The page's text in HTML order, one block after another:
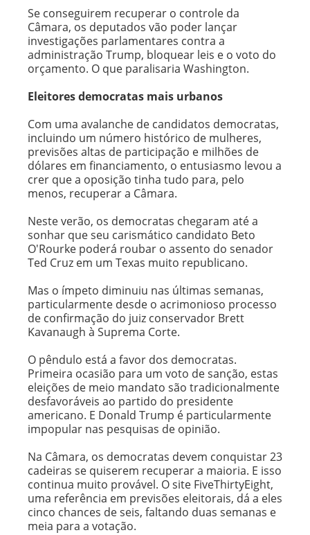
Se conseguirem recuperar o controle da
Câmara, os deputados vão poder lançar
investigações parlamentares contra a
administração Trump, bloquear leis e o voto do
orçamento. O que paralisaria Washington.
Eleitores democratas mais urbanos
Com uma avalanche de candidatos democratas,
incluindo um número histórico de mulheres,
previsões altas de participação e milhões de
dólares em financiamento, o entusiasmo levou a
crer que a oposição tinha tudo para, pelo
menos, recuperar a Câmara.
Neste verão, os democratas chegaram até a
sonhar que seu carismático candidato Beto
O'Rourke poderá roubar o assento do senador
Ted Cruz em um Texas muito republicano.
Mas o ímpeto diminuiu nas últimas semanas,
particularmente desde o acrimonioso processo
de confirmação do juiz conservador Brett
Kavanaugh à Suprema Corte.
O pêndulo está a favor dos democratas.
Primeira ocasião para um voto de sanção, estas
eleições de meio mandato são tradicionalmente
desfavoráveis ao partido do presidente
americano. E Donald Trump é particularmente
impopular nas pesquisas de opinião.
Na Câmara, os democratas devem conquistar 23
cadeiras se quiserem recuperar a maioria. E isso
continua muito provável. O site FiveThirtyEight,
uma referência em previsões eleitorais, dá a eles
cinco chances de seis, faltando duas semanas e
meia para a votação.